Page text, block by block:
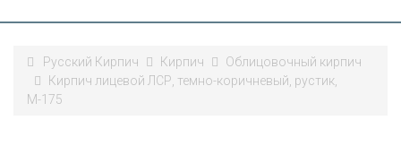
Русский Кирпич Кирпич
Облицовочный кирпич
Кирпич лицевой ЛСР, темно-коричневый, рустик,
М-175